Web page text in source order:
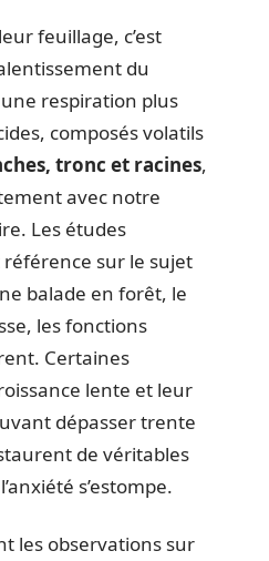
feuillage, c’est
du
respiration plus
composés volatils
tronc et racines,
avec notre
Les études
sur le sujet
balade en forêt, le
les fonctions
Certaines
lente et leur
dépasser trente
de véritables
s’estompe.
les observations sur